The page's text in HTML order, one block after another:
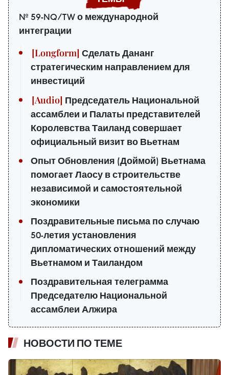
№ 59-NQ/TW о международной
интеграции
Сделать Дананг
стратегическим направлением для
инвестиций
Председатель Национальной
ассамблеи и Палаты представителей
Королевства Таиланд совершает
официальный визит во Вьетнам
Опыт Обновления (Доймой) Вьетнама
помогает Лаосу в строительстве
независимой и самостоятельной
экономики
Поздравительные письма по случаю
50-летия установления
дипломатических отношений между
Вьетнамом и Таиландом
Поздравительная телеграмма
Председателю Национальной
ассамблеи Алжира
НОВОСТИ ПО ТЕМЕ